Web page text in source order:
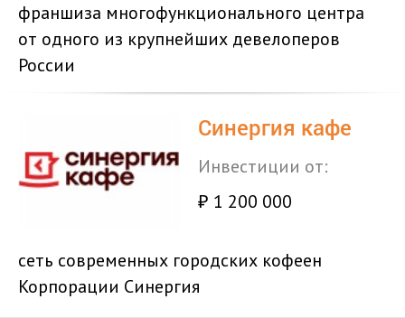
франшиза многофункционального центра
от одного из крупнейших девелоперов
России
Синергия кафе
Инвестиции от:
₽ 1 200 000
сеть современных городских кофеен
Корпорации Синергия